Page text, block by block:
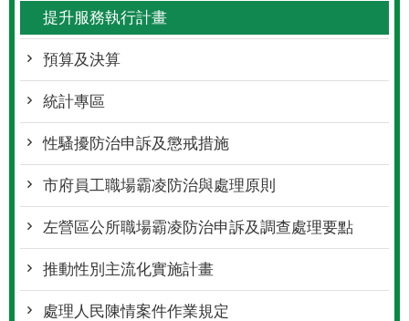
提升服務執行計畫
預算及決算
統計專區
性騷擾防治申訴及懲戒措施
市府員工職場霸凌防治與處理原則
左營區公所職場霸凌防治申訴及調查處理要點
推動性別主流化實施計畫
處理人民陳情案件作業規定